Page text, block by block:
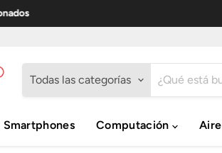
Todas las categorías
Smartphones Computación